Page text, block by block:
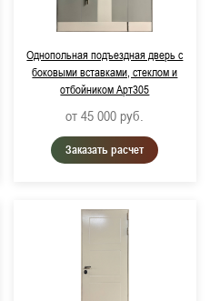
Однопольная подъездная дверь с
боковыми вставками, стеклом и
отбойником Арт305
от 45 000 руб.
Заказать расчет